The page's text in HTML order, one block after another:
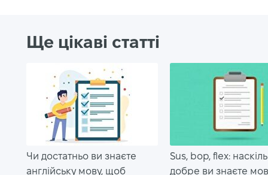
Ще цікаві статті
Чи достатньо ви знаєте
англійську мову, щоб
Sus, bop, flex:
добре ви знаєте